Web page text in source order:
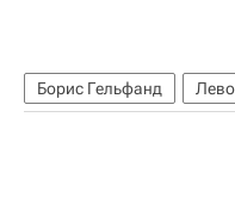
Борис Гельфанд